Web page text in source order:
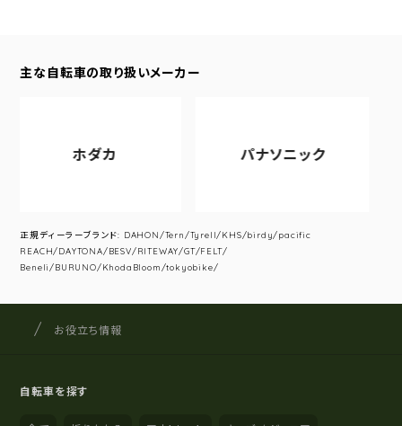
主な自転車の取り扱いメーカー
ホダカ パナソニック
正規ディーラーブランド: DAHON/Tern/Tyrell/KHS/birdy/pacific
REACH/DAYTONA/BESV/RITEWAY/GT/FELT/
Beneli/BURUNO/KhodaBloom/tokyobike/
サイト内の現在地
サイクルショップナカゴヤ
お役立ち情報
自転車を探す